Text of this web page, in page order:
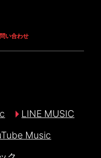
い合わせ
LINE MUSIC
Music